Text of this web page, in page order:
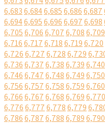
6,6836,6846,6856,6866,687
6,6946,6956,6966,6976,698
6,7056,7066,7076,7086,709
6,7166,7176,7186,7196,720
6,7266,7276,7286,729
6,7366,7376,7386,7396,740
6,7466,7476,7486,7496,750
6,7566,7576,7586,7596,760
6,7666,7676,7686,7696,770
6,7766,7776,7786,779
6,7866,7876,7886,7896,790